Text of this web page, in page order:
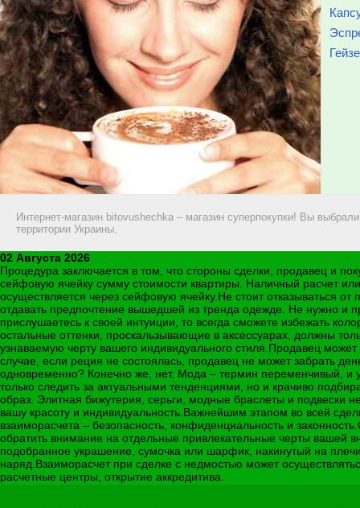
Интернет-магазин bitovushechka – магазин суперпокупки! Вы
территории Украины.
02 Августа 2026
Процедура заключается в том, что стороны сделки, продавец и
сейфовую ячейку сумму стоимости квартиры. Наличный расчет
осуществляется через сейфовую ячейку.Не стоит отказываться
отдавать предпочтение вышедшей из тренда одежде. Не нужно и
прислушаетесь к своей интуиции, то всегда сможете избежать
остальные оттенки, проскальзывающие в аксессуарах, должны
узнаваемую черту вашего индивидуального стиля.Продавец
случае, если реция не состоялась, продавец не может забрать
одновременно? Конечно же, нет. Мода – термин переменчивый, и
только следить за актуальными тенденциями, но и крачиво
образ. Элитная бижутерия, серьги, модные браслеты и подвески
вашу красоту и индивидуальность.Важнейшим этапом во всей
взаиморасчета – безопасность, конфиденциальность и
обратить внимание на отдельные привлекательные черты вашей
подобранное украшение, сумочка или шарфик, накинутый на
наряд.Взаиморасчет при сделке с недмостью может
расчетные центры, открытие аккредитива.